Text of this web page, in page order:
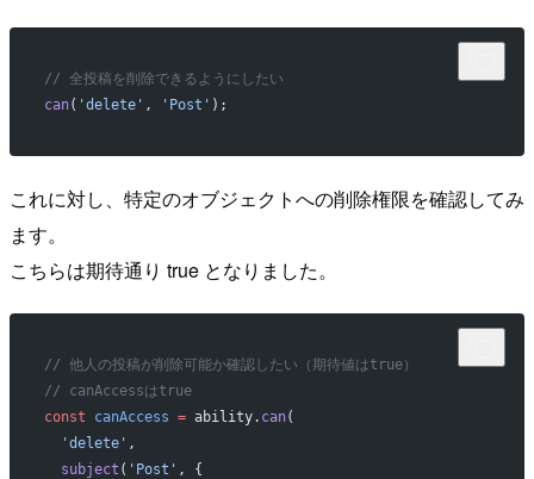
// 全投稿を削除できるようにしたい
can( 'delete' , 'Post' );
これに対し、特定のオブジェクトへの削除権限を確認してみ
ます。
こちらは期待通り true となりました。
// 他人の投稿が削除可能か確認したい（期待値はtrue）
// canAccessはtrue
const canAccess = ability. can(
  'delete'
,
  subject
( 'Post' , {